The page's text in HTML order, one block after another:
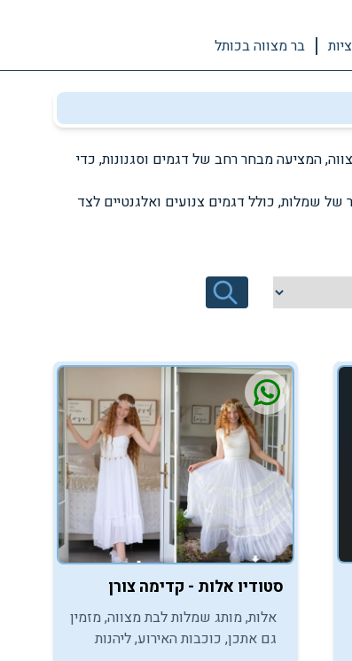
בר מצווה בכותל
המציעה מבחר רחב של דגמים וסגנונות, כדי
שמלות, כולל דגמים צנועים ואלגנטיים לצד
סטודיו אלות - קדימה צורן
אלות, מותג שמלות לבת מצווה, מזמין
גם אתכן, כוכבות האירוע, ליהנות